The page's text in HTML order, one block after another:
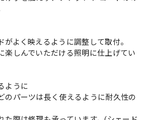
がよく映えるように調整して取付。
楽しんでいただける照明に仕上げてい
ように
のパーツは長く使えるように耐久性の